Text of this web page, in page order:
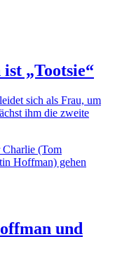
„Tootsie“
sich als Frau, um
ihm die zweite
und